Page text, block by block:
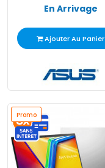
En Arrivage
Ajouter Au Panier
Promo